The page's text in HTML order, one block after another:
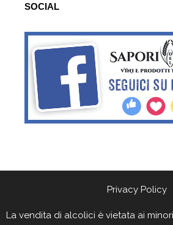
SOCIAL
Privacy Policy
La vendita di alcolici è vietata ai